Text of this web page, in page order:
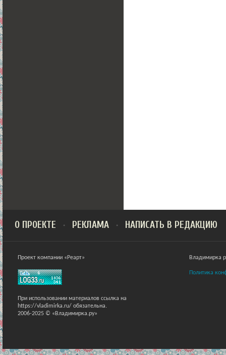
О ПРОЕКТЕ РЕКЛАМА НАПИСАТЬ В РЕДАКЦИЮ
Проект компании «Реарт»
При использовании материалов ссылка на
https://vladimirka.ru/ обязательна.
2006-2025 © «Владимирка.ру»
Владимирка
Политика